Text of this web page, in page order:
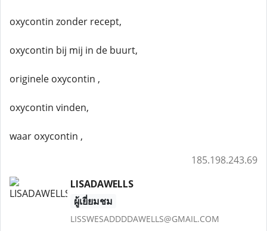
oxycontin zonder recept,
oxycontin bij mij in de buurt,
originele oxycontin ,
oxycontin vinden,
waar oxycontin ,
185.198.243.69
LISADAWELLS
ผู้เยี่ยมชม
LISSWESADDDDAWELLS@GMAIL.COM